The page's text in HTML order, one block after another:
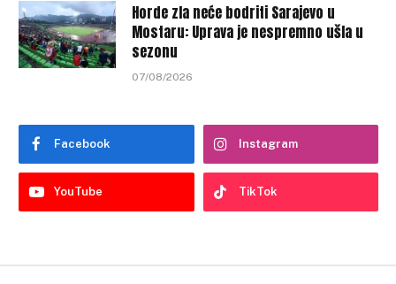
Horde zla neće bodriti Sarajevo u
Mostaru: Uprava je nespremno ušla u
sezonu
07/08/2026
Facebook Instagram
YouTube TikTok